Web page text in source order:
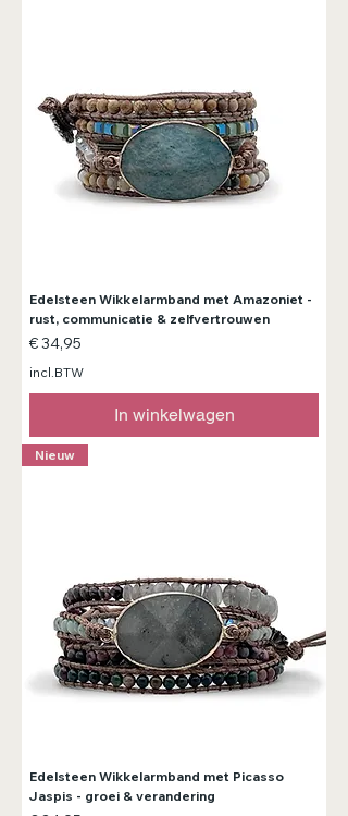
Edelsteen Wikkelarmband met Amazoniet -
rust, communicatie & zelfvertrouwen
Prijs
€ 34,95
incl.BTW
In winkelwagen
Nieuw
Edelsteen Wikkelarmband met Picasso
Jaspis - groei & verandering